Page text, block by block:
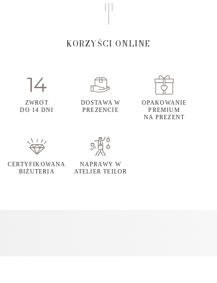
KORZYŚCI ONLINE
ZWROT
DO 14 DNI
DOSTAWA W
PREZENCIE
OPAKOWANIE
PREMIUM
NA PREZENT
CERTYFIKOWANA
BIŻUTERIA
NAPRAWY W
ATELIER TEILOR